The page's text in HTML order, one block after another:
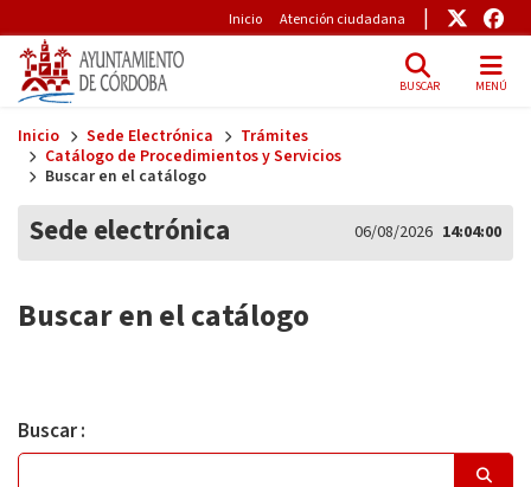
Pre-Header
Inicio Atención ciudadana Enlace
BUSCAR MENÚ
Inicio Sede Electrónica
Trámites
Catálogo de Procedimientos y Servicios
Buscar en el catálogo
Sede electrónica 06/08/2026 14:04:00
Buscar en el catálogo
Buscar :